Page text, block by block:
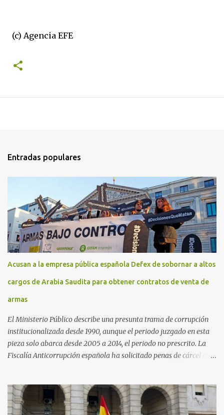
(c) Agencia EFE
Entradas populares
Acusan a la empresa pública española Defex de sobornar a altos
cargos de Arabia Saudita para obtener contratos de venta de
armas
El Ministerio Público describe una presunta trama de corrupción
institucionalizada desde 1990, aunque el periodo juzgado en esta
pieza solo abarca desde 2005 a 2014, el periodo no prescrito. La
Fiscalía Anticorrupción española ha solicitado penas de cárcel de
Arabia Saudita a través de la empresa pública española Defex,
disuelta. El fiscal Conrado Saiz describe en su escrito de